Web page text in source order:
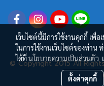
© Copyright 2015 All
เว็บไซต์นี้มีการใช้งานคุกกี้ เ
ในการใช้งานเว็บไซต์ของท่าน
ได้ที่นโยบายความเป็นส่วนตัว
ตั้งค่าคุกกี้